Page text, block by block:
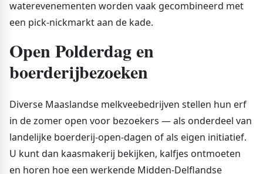
waterevenementen worden vaak gecombineerd met
een pick-nickmarkt aan de kade.
Open Polderdag en
boerderijbezoeken
Diverse Maaslandse melkveebedrijven stellen hun erf
in de zomer open voor bezoekers — als onderdeel van
landelijke boerderij-open-dagen of als eigen initiatief.
U kunt dan kaasmakerij bekijken, kalfjes ontmoeten
en horen hoe een werkende Midden-Delflandse